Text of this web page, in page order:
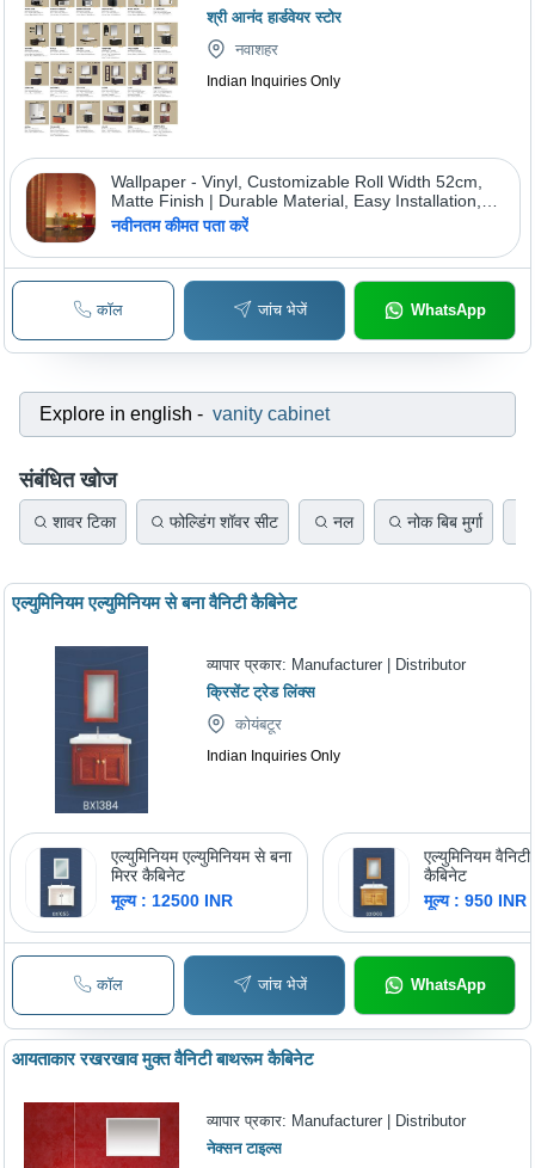
श्री आनंद हार्डवेयर स्टोर
नवाशहर
Indian Inquiries Only
Wallpaper - Vinyl, Customizable Roll Width 52cm,
Matte Finish | Durable Material, Easy Installation,
Variety of Patterns, Stylish Design
नवीनतम कीमत पता करें
कॉल जांच भेजें WhatsApp
Explore in english - vanity cabinet
संबंधित खोज
शावर टिका फोल्डिंग शॉवर सीट नल नोक बिब मुर्गा
एल्युमिनियम एल्युमिनियम से बना वैनिटी कैबिनेट
व्यापार प्रकार: Manufacturer | Distributor
क्रिसेंट ट्रेड लिंक्स
कोयंबटूर
Indian Inquiries Only
एल्युमिनियम एल्युमिनियम से बना
मिरर कैबिनेट
मूल्य : 12500 INR
एल्युमिनियम वैनिटी
कैबिनेट
मूल्य : 950 INR
कॉल जांच भेजें WhatsApp
आयताकार रखरखाव मुक्त वैनिटी बाथरूम कैबिनेट
व्यापार प्रकार: Manufacturer | Distributor
नेक्सन टाइल्स